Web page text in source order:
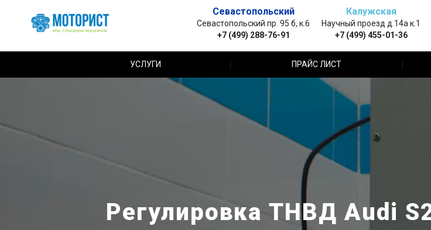
Севастопольский
Севастопольский пр. 95 б, к.6
+7 (499) 288-76-91
Калужская
Научный проезд д.14а к.1
+7 (499) 455-01-36
УСЛУГИ ПРАЙС ЛИСТ
Регулировка ТНВД Audi